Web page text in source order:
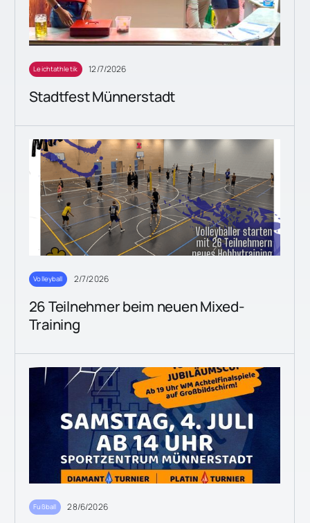
Leichtathletik 12/7/2026
Stadtfest Münnerstadt
Volleyball 2/7/2026
26 Teilnehmer beim neuen Mixed-
Training
Fußball 28/6/2026